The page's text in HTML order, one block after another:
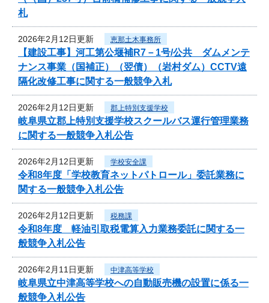
札
2026年2月12日更新 恵那土木事務所
【建設工事】河工第公堰補R7－1号/公共 ダムメンテ
ナンス事業（国補正）（翌債）（岩村ダム）CCTV遠
隔化改修工事に関する一般競争入札
2026年2月12日更新 郡上特別支援学校
岐阜県立郡上特別支援学校スクールバス運行管理業務
に関する一般競争入札公告
2026年2月12日更新 学校安全課
令和8年度「学校教育ネットパトロール」委託業務に
関する一般競争入札公告
2026年2月12日更新 税務課
令和8年度 軽油引取税電算入力業務委託に関する一
般競争入札公告
2026年2月11日更新 中津高等学校
岐阜県立中津高等学校への自動販売機の設置に係る一
般競争入札公告